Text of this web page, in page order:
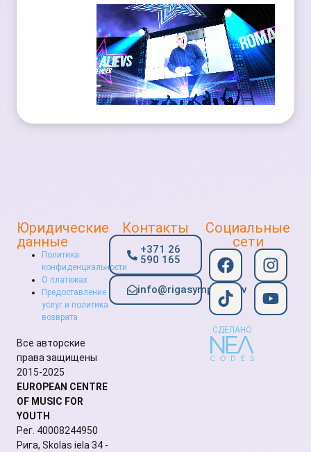
Юридические
данные
Политика
конфиденциальности
О платежах
Предоставление
услуг и политика
возврата
Все авторские
права защищены
2015-2025
EUROPEAN CENTRE
OF MUSIC FOR
YOUTH
Рег. 40008244950
Рига, Skolas iela 34 -
Контакты
+371 26
590 165
info@rigasymphony.lv
Социальные
сети
СДЕЛАНО